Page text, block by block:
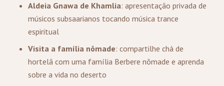
Aldeia Gnawa de Khamlia: apresentação privada de
músicos subsaarianos tocando música trance
espiritual
Visita a família nômade: compartilhe chá de
hortelã com uma família Berbere nômade e aprenda
sobre a vida no deserto